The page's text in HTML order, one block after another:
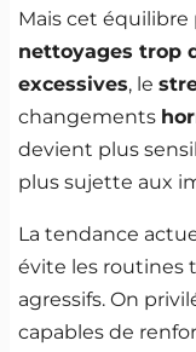
Mais cet équilibre
nettoyages trop
excessives, le
changements
devient plus
plus sujette aux
La tendance
évite les routines
agressifs. On
capables de